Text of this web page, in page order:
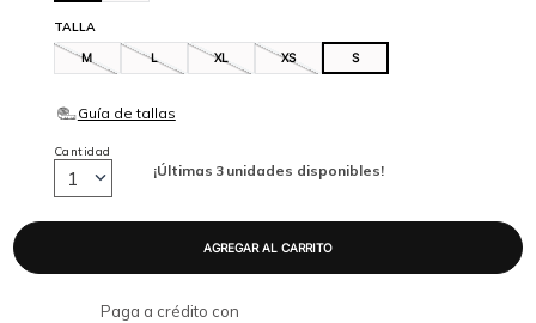
TALLA
M L XL XS S
¡Últimas 3 unidades disponibles!
Cantidad
1
Paga a crédito con